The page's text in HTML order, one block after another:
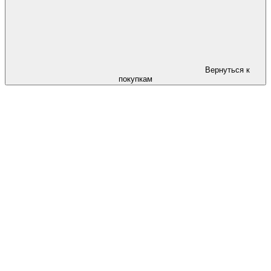
Вернуться к
покупкам